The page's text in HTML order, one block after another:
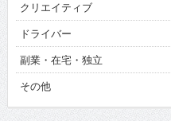
クリエイティブ
ドライバー
副業・在宅・独立
その他